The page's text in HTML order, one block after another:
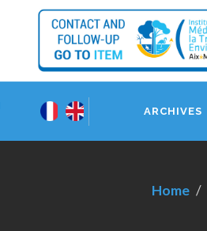
ARCHIVES
Home